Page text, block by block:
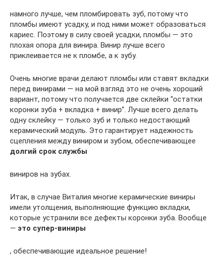
намного лучше, чем пломбировать зуб, потому что
пломбы имеют усадку, и под ними может образоваться
кариес. Поэтому в силу своей усадки, пломбы — это
плохая опора для винира. Винир лучше всего
приклеивается не к пломбе, а к зубу.
Очень многие врачи делают пломбы или ставят вкладки
перед винирами — на мой взгляд это не очень хороший
вариант, потому что получается две склейки “остатки
коронки зуба + вкладка + винир”. Лучше всего делать
одну склейку — только зуб и только недостающий
керамический модуль. Это гарантирует надежность
сцепления между виниром и зубом, обеспечивающее
долгий срок службы
виниров на зубах.
Итак, в случае Виталия многие керамические виниры
имели утолщения, выполняющие функцию вкладки,
которые устранили все дефекты коронки зуба. Вообще
— это супер-виниры
, обеспечивающие идеальное решение!